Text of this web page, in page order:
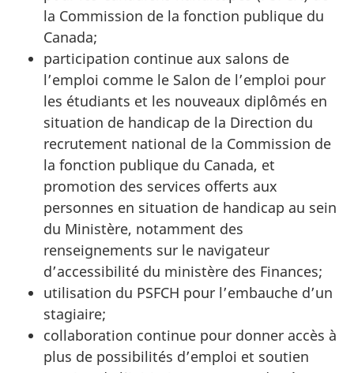
la Commission de la fonction publique du
Canada;
participation continue aux salons de
l’emploi comme le Salon de l’emploi pour
les étudiants et les nouveaux diplômés en
situation de handicap de la Direction du
recrutement national de la Commission de
la fonction publique du Canada, et
promotion des services offerts aux
personnes en situation de handicap au sein
du Ministère, notamment des
renseignements sur le navigateur
d’accessibilité du ministère des Finances;
utilisation du PSFCH pour l’embauche d’un
stagiaire;
collaboration continue pour donner accès à
plus de possibilités d’emploi et soutien